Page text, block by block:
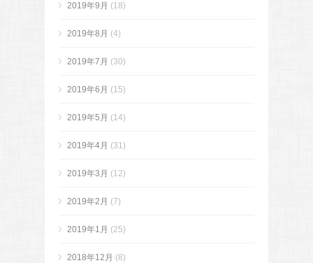
2019年9月 (18)
2019年8月 (4)
2019年7月 (30)
2019年6月 (15)
2019年5月 (14)
2019年4月 (31)
2019年3月 (12)
2019年2月 (7)
2019年1月 (25)
2018年12月 (8)